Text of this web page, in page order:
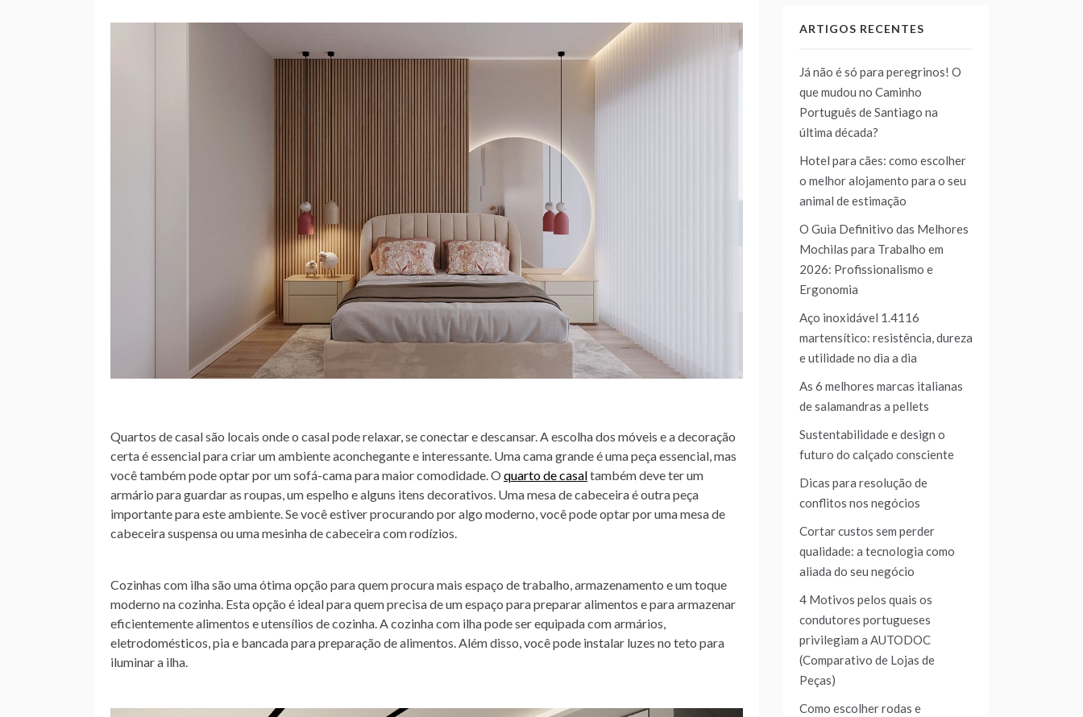
Quartos de casal são locais onde o casal pode relaxar, se conectar e descansar. A escolha dos móveis e a decoração
certa é essencial para criar um ambiente aconchegante e interessante. Uma cama grande é uma peça essencial, mas
você também pode optar por um sofá-cama para maior comodidade. O quarto de casaltambém deve ter um
armário para guardar as roupas, um espelho e alguns itens decorativos. Uma mesa de cabeceira é outra peça
importante para este ambiente. Se você estiver procurando por algo moderno, você pode optar por uma mesa de
cabeceira suspensa ou uma mesinha de cabeceira com rodízios.
Cozinhas com ilha são uma ótima opção para quem procura mais espaço de trabalho, armazenamento e um toque
moderno na cozinha. Esta opção é ideal para quem precisa de um espaço para preparar alimentos e para armazenar
eficientemente alimentos e utensílios de cozinha. A cozinha com ilha pode ser equipada com armários,
eletrodomésticos, pia e bancada para preparação de alimentos. Além disso, você pode instalar luzes no teto para
iluminar a ilha.
ARTIGOS RECENTES
Já não é só para peregrinos! O
que mudou no Caminho
Português de Santiago na
última década?
Hotel para cães: como escolher
o melhor alojamento para o seu
animal de estimação
O Guia Definitivo das Melhores
Mochilas para Trabalho em
2026: Profissionalismo e
Ergonomia
Aço inoxidável 1.4116
martensítico: resistência, dureza
e utilidade no dia a dia
As 6 melhores marcas italianas
de salamandras a pellets
Sustentabilidade e design o
futuro do calçado consciente
Dicas para resolução de
conflitos nos negócios
Cortar custos sem perder
qualidade: a tecnologia como
aliada do seu negócio
4 Motivos pelos quais os
condutores portugueses
privilegiam a AUTODOC
(Comparativo de Lojas de
Peças)
Como escolher rodas e